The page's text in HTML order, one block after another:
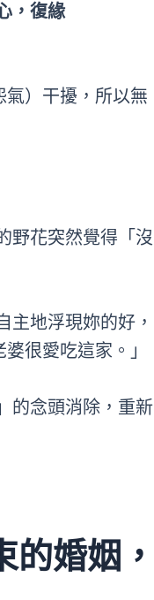
，復緣
）干擾，所以無
野花突然覺得「沒
主地浮現妳的好，
很愛吃這家。」
的念頭消除，重新
婚姻，